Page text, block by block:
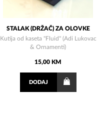
STALAK (DRŽAČ) ZA OLOVKE
Kutija od kaseta "Fluid" (Adi Lukovac
& Ornamenti)
15,00 KM
DODAJ